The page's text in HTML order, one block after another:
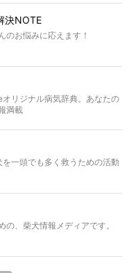
決NOTE
のお悩みに応えます！
リジナル病気辞典。あなたの
満載
一頭でも多く救うための活動
、柴犬情報メディアです。